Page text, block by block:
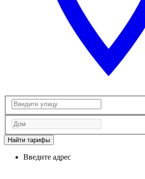
Найти тарифы
Введите адрес